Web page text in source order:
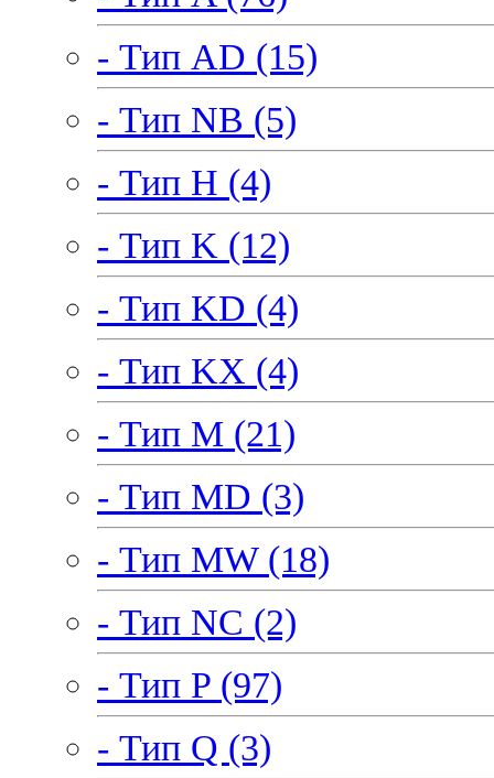
- Тип AD (15)
- Тип NB (5)
- Тип H (4)
- Тип K (12)
- Тип KD (4)
- Тип KX (4)
- Тип M (21)
- Тип MD (3)
- Тип MW (18)
- Тип NC (2)
- Тип P (97)
- Тип Q (3)